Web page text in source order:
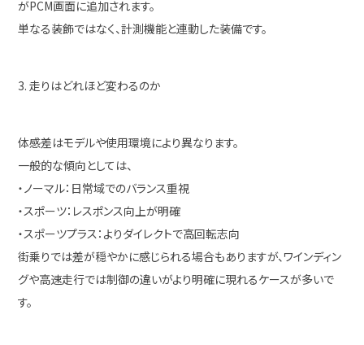
がPCM画面に追加されます。
単なる装飾ではなく、計測機能と連動した装備です。
3. 走りはどれほど変わるのか
体感差はモデルや使用環境により異なります。
一般的な傾向としては、
・ノーマル：日常域でのバランス重視
・スポーツ：レスポンス向上が明確
・スポーツプラス：よりダイレクトで高回転志向
街乗りでは差が穏やかに感じられる場合もありますが、ワインディン
グや高速走行では制御の違いがより明確に現れるケースが多いで
す。